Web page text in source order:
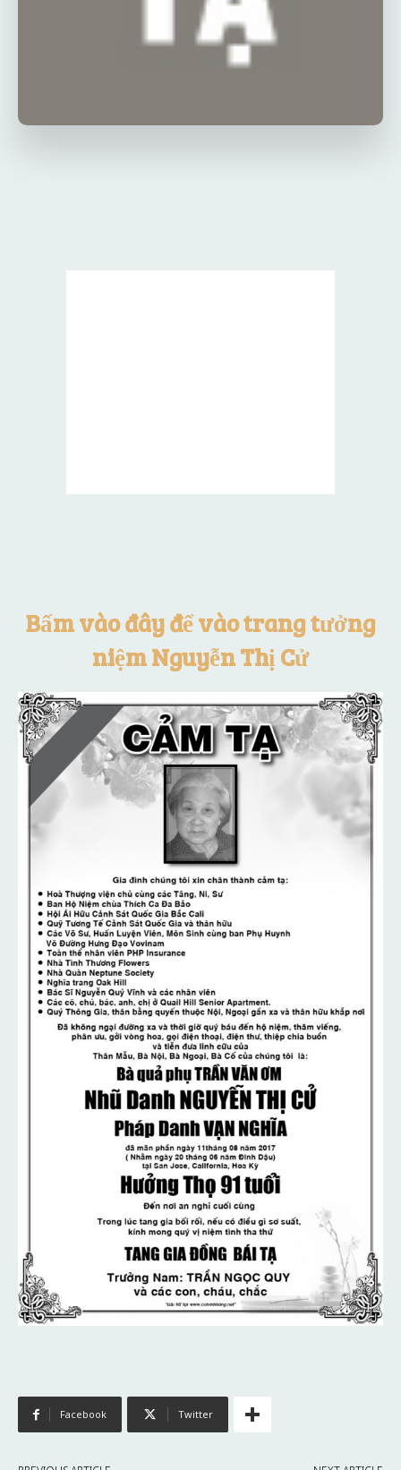
Bấm vào đây để vào trang tưởng
niệm Nguyễn Thị Cử
Facebook Twitter